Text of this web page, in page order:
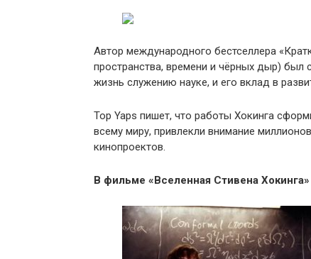
Автор международного бестселлера
пространства, времени и чёрных дыр)
жизнь служению науке, и его вклад в
Top Yaps пишет, что работы Хокинга
всему миру, привлекли внимание
кинопроектов.
В фильме «Вселенная Стивена